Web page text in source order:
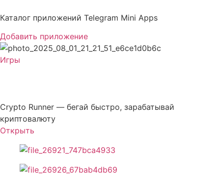
к
Каталог приложений Telegram Mini Apps
Добавить приложение
Игры
Crypto Runner — бегай быстро, зарабатывай
криптовалюту
Открыть